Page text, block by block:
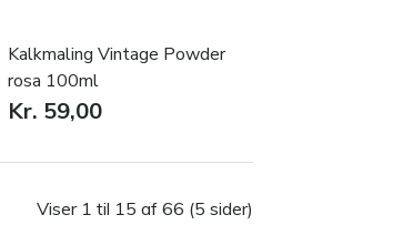
Kalkmaling Vintage Powder
rosa 100ml
Kr. 59,00
Viser 1 til 15 af 66 (5 sider)